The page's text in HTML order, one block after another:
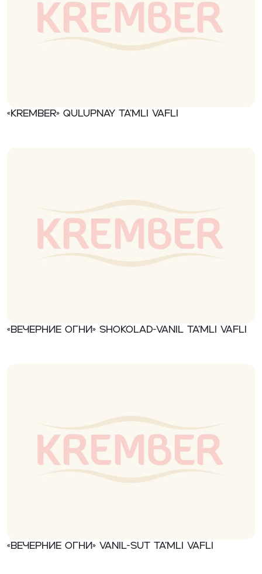
«Krember» Qulupnay ta’mli vafli
«Вечерние огни» Shokolad-vanil ta’mli vafli
«Вечерние огни» Vanil-sut ta’mli vafli